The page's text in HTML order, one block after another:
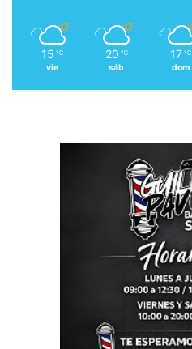
15 ℃
vie
20 ℃
sáb
17 ℃
dom